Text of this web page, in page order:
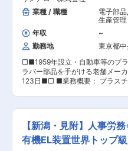
中していただける環境です。 ※早
での就業になる場合がございま
時／11時〜20時）。 ・転勤につ
で実績はなく、古くなった物流セ
しする際に転居を伴わない異動
がある程度ですので、長く腰をす
可能です。 ■当社の特徴： ◇売り上げが1兆円を
超える、日用品・化粧品・一般用
社(業界NO.1のシェア！) ◇ほとん
インフラに近い企業 変更の範囲：会社の定める業
務
テーマに対して開発を行います
具の技術営業…営業部門と同行し
ヒヤリング、技術的フォロー、社
の講師なども担当します。 ・エ
価のためのマシニングセンタオ
過程における工具の評価を担当
資料にまとめること等を行います。 ■業務の
がい： 新しい工具を自らの手で
評価されたり、売上げに直接繋
の加工の役に立つことで、感謝
EM（エンドミル）工具開発課
員が在籍しています。 工具開発
オペレーター２名）、技術営業
業種 / 職種
電子部品,
生産管理
年収
~
勤務地
東京都
□■1959年設立・自動車等のプ
ラバー部品を手がける老舗メー
123日■□ ■業務概要： プラスチックやゴム材料
様な製品の材料調達および生産
します。 ■業務の特徴： ・製品の開発業務がス
ムーズに進むよう技術スタッフ
ら業務を進めていきます。 ・大
多くあり、手掛けた製品が市場
【新潟・見附】人事労
有機EL装置世界トップ